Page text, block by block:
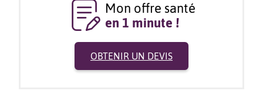
Mon offre santé
en 1 minute !
OBTENIR UN DEVIS